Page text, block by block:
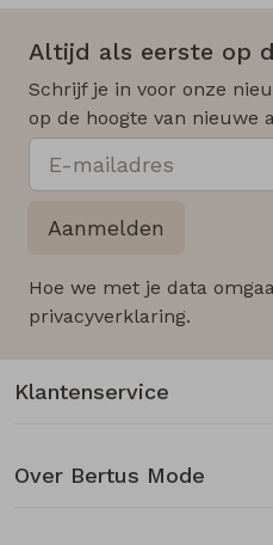
Altijd als eerste op
Schrijf je in voor onze
op de hoogte van nieuwe
Aanmelden
Hoe we met je data
privacyverklaring.
Klantenservice
Over Bertus Mode